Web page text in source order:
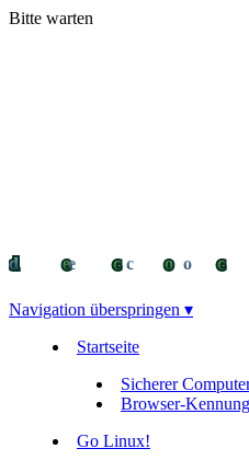
Bitte warten
deco
Navigation überspringen ▾
Startseite
Sicherer
Browser-Kennung
Go Linux!